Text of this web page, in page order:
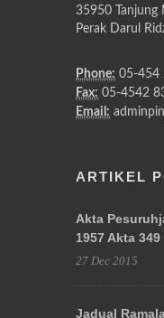
35950 Tanjung
Perak Darul
Phone: 05-454
Fax: 05-4542
Email:
ARTIKEL
Akta
1957 Akta 349
27 Dec 2015
Jadual